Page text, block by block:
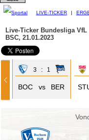
LIVE-TICKER |
Live-Ticker Bundesliga VfL
BSC, 21.01.2023
3 : 1
BOC vs BER